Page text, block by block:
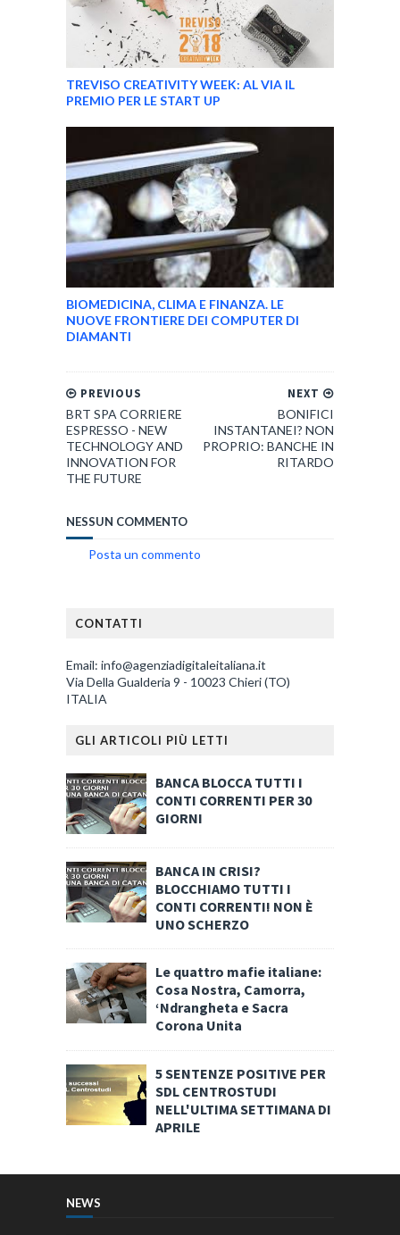
TREVISO CREATIVITY WEEK: AL VIA IL
PREMIO PER LE START UP
BIOMEDICINA, CLIMA E FINANZA. LE
NUOVE FRONTIERE DEI COMPUTER DI
DIAMANTI
NEXT
BONIFICI
INSTANTANEI? NON
PROPRIO: BANCHE IN
RITARDO
PREVIOUS
BRT SPA CORRIERE
ESPRESSO - NEW
TECHNOLOGY AND
INNOVATION FOR
THE FUTURE
NESSUN COMMENTO
Posta un commento
CONTATTI
Email: info@agenziadigitaleitaliana.it
Via Della Gualderia 9 - 10023 Chieri (TO)
ITALIA
GLI ARTICOLI PIÙ LETTI
BANCA BLOCCA TUTTI I
CONTI CORRENTI PER 30
GIORNI
BANCA IN CRISI?
BLOCCHIAMO TUTTI I
CONTI CORRENTI! NON È
UNO SCHERZO
Le quattro mafie italiane:
Cosa Nostra, Camorra,
‘Ndrangheta e Sacra
Corona Unita
5 SENTENZE POSITIVE PER
SDL CENTROSTUDI
NELL'ULTIMA SETTIMANA DI
APRILE
NEWS